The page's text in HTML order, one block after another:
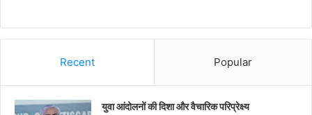
Recent Popular
युवा आंदोलनों की दिशा और वैचारिक परिप्रेक्ष्य